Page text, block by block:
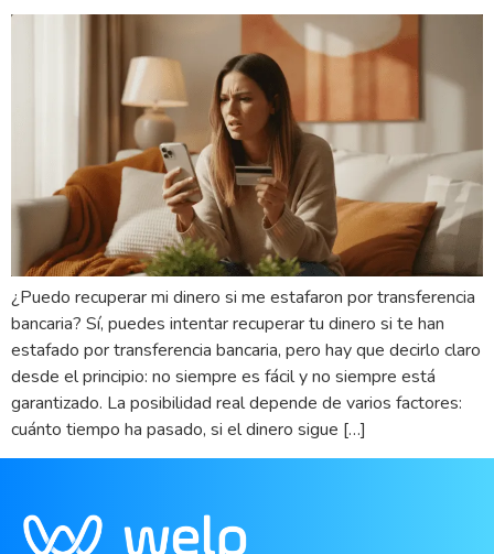
¿Puedo recuperar mi dinero si me estafaron por transferencia
bancaria? Sí, puedes intentar recuperar tu dinero si te han
estafado por transferencia bancaria, pero hay que decirlo claro
desde el principio: no siempre es fácil y no siempre está
garantizado. La posibilidad real depende de varios factores:
cuánto tiempo ha pasado, si el dinero sigue […]